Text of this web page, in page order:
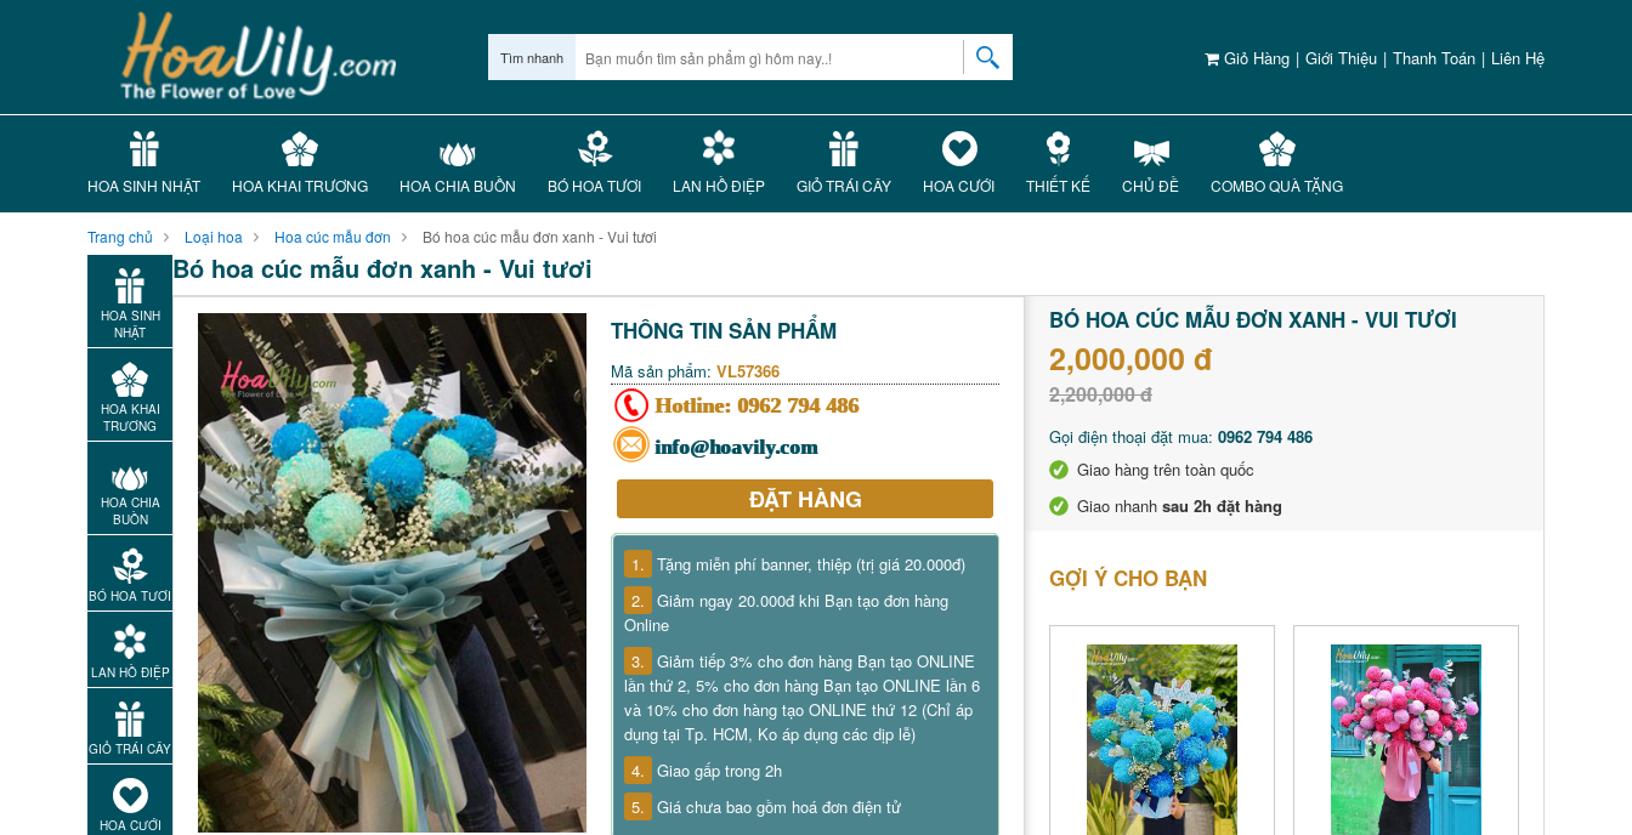
Giỏ Hàng | Giới Thiệu | Thanh Toán | Liên Hệ
Tìm nhanh
HOA SINH NHẬT HOA KHAI TRƯƠNG HOA CHIA BUỒN BÓ HOA TƯƠI LAN HỒ ĐIỆP GIỎ TRÁI CÂY HOA CƯỚI THIẾT KẾ CHỦ ĐỀ COMBO QUÀ TẶNG
Trang chủ Loại hoa Hoa cúc mẫu đơn Bó hoa cúc mẫu đơn xanh - Vui tươi
HOA SINH
NHẬT
HOA KHAI
TRƯƠNG
HOA CHIA
BUỒN
BÓ HOA TƯƠI
LAN HỒ ĐIỆP
GIỎ TRÁI CÂY
HOA CƯỚI
Bó hoa cúc mẫu đơn xanh - Vui tươi
THÔNG TIN SẢN PHẨM
Mã sản phẩm: VL57366
Hotline: 0962 794 486
info@hoavily.com
ĐẶT HÀNG
1. Tặng miễn phí banner, thiệp (trị giá 20.000đ)
2. Giảm ngay 20.000đ khi Bạn tạo đơn hàng
Online
3. Giảm tiếp 3% cho đơn hàng Bạn tạo ONLINE
lần thứ 2, 5% cho đơn hàng Bạn tạo ONLINE lần 6
và 10% cho đơn hàng tạo ONLINE thứ 12 (Chỉ áp
dụng tại Tp. HCM, Ko áp dụng các dịp lễ)
4. Giao gấp trong 2h
5. Giá chưa bao gồm hoá đơn điện tử
BÓ HOA CÚC MẪU ĐƠN XANH - VUI TƯƠI
2,000,000 đ
2,200,000 đ
Gọi điện thoại đặt mua: 0962 794 486
Giao hàng trên toàn quốc
Giao nhanh sau 2h đặt hàng
GỢI Ý CHO BẠN